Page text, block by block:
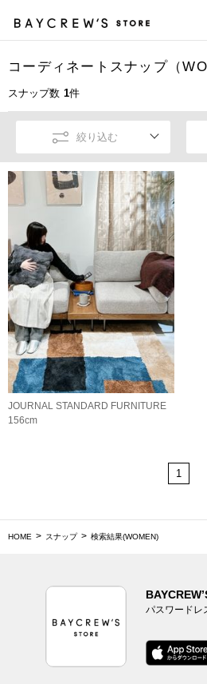
コーディネートスナップ（
スナップ数 1件
絞り込む
JOURNAL STANDARD FURNITURE
156cm
1
HOME スナップ 検索結果(WOMEN)
パスワードレ